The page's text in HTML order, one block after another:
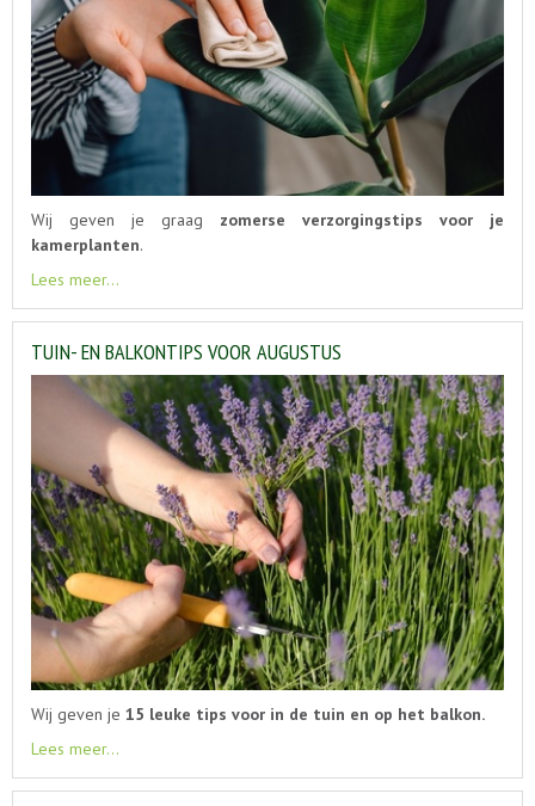
Wij geven je graag zomerse verzorgingstips voor je
kamerplanten.
Lees meer...
TUIN- EN BALKONTIPS VOOR AUGUSTUS
Wij geven je 15 leuke tips voor in de tuin en op het balkon.
Lees meer...